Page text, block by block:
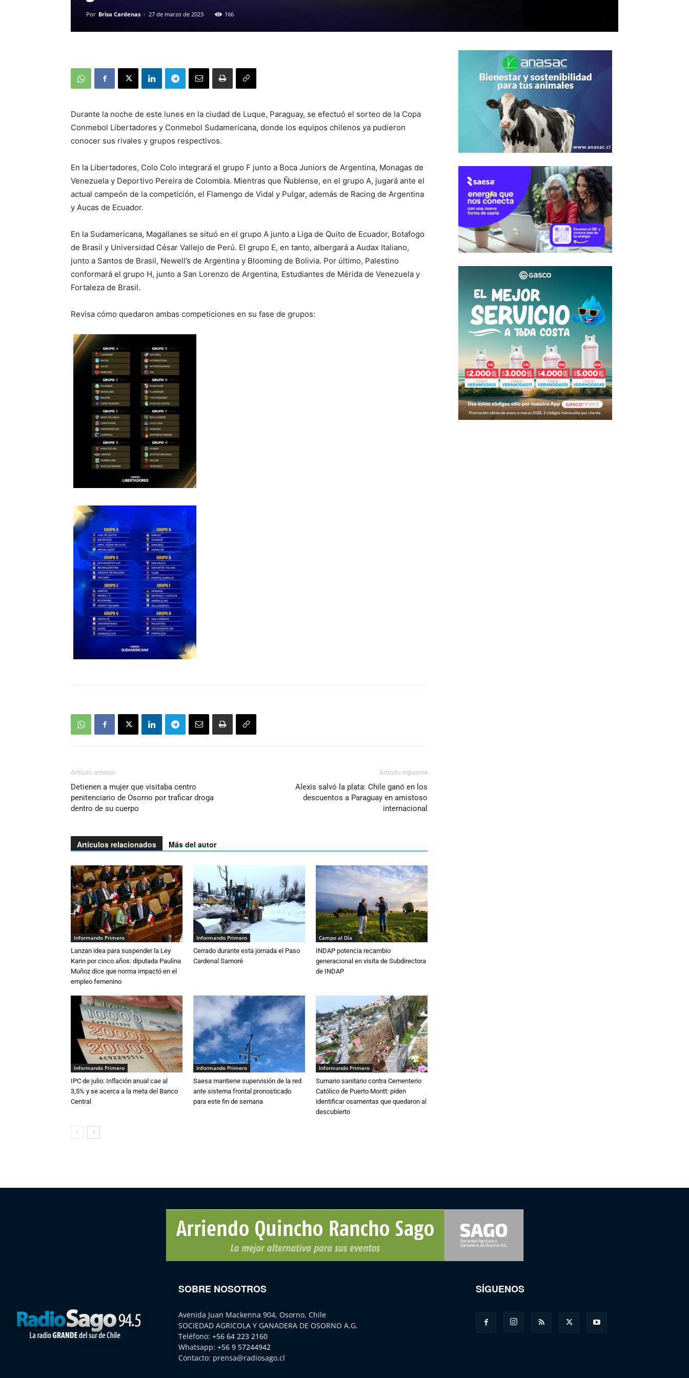
Por Brisa Cardenas - 27 de marzo de 2023 166
Durante la noche de este lunes en la ciudad de Luque, Paraguay, se efectuó el sorteo de la Copa
Conmebol Libertadores y Conmebol Sudamericana, donde los equipos chilenos ya pudieron
conocer sus rivales y grupos respectivos.
En la Libertadores, Colo Colo integrará el grupo F junto a Boca Juniors de Argentina, Monagas de
Venezuela y Deportivo Pereira de Colombia. Mientras que Ñublense, en el grupo A, jugará ante el
actual campeón de la competición, el Flamengo de Vidal y Pulgar, además de Racing de Argentina
y Aucas de Ecuador.
En la Sudamericana, Magallanes se situó en el grupo A junto a Liga de Quito de Ecuador, Botafogo
de Brasil y Universidad César Vallejo de Perú. El grupo E, en tanto, albergará a Audax Italiano,
junto a Santos de Brasil, Newell’s de Argentina y Blooming de Bolivia. Por último, Palestino
conformará el grupo H, junto a San Lorenzo de Argentina, Estudiantes de Mérida de Venezuela y
Fortaleza de Brasil.
Revisa cómo quedaron ambas competiciones en su fase de grupos:
Artículo anterior
Detienen a mujer que visitaba centro
penitenciario de Osorno por traficar droga
dentro de su cuerpo
Artículo siguiente
Alexis salvó la plata: Chile ganó en los
descuentos a Paraguay en amistoso
internacional
Artículos relacionados Más del autor
Informando Primero
Lanzan idea para suspender la Ley
Karin por cinco años: diputada Paulina
Muñoz dice que norma impactó en el
empleo femenino
Informando Primero
Cerrado durante esta jornada el Paso
Cardenal Samoré
Campo al Día
INDAP potencia recambio
generacional en visita de Subdirectora
de INDAP
Informando Primero
IPC de julio: Inflación anual cae al
3,5% y se acerca a la meta del Banco
Central
Informando Primero
Saesa mantiene supervisión de la red
ante sistema frontal pronosticado
para este fin de semana
Informando Primero
Sumario sanitario contra Cementerio
Católico de Puerto Montt: piden
identificar osamentas que quedaron al
descubierto
SOBRE NOSOTROS
Avenida Juan Mackenna 904, Osorno, Chile
SOCIEDAD AGRICOLA Y GANADERA DE OSORNO A.G.
Teléfono: +56 64 223 2160
Whatsapp: +56 9 57244942
Contacto: prensa@radiosago.cl
SÍGUENOS